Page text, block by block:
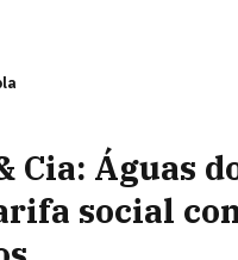
Cia: Águas
social